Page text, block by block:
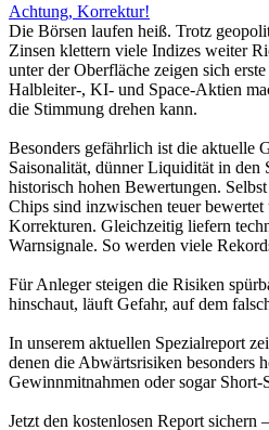
Achtung, Korrektur!
Die Börsen laufen heiß. Trotz
Zinsen klettern viele Indizes weiter
unter der Oberfläche zeigen sich
Halbleiter-, KI- und Space-Aktien
die Stimmung drehen kann.
Besonders gefährlich ist die aktuelle
Saisonalität, dünner Liquidität in den
historisch hohen Bewertungen.
Chips sind inzwischen teuer
Korrekturen. Gleichzeitig liefern
Warnsignale. So werden viele
Für Anleger steigen die Risiken
hinschaut, läuft Gefahr, auf dem
In unserem aktuellen Spezialreport
denen die Abwärtsrisiken besonders
Gewinnmitnahmen oder sogar Short-
Jetzt den kostenlosen Report